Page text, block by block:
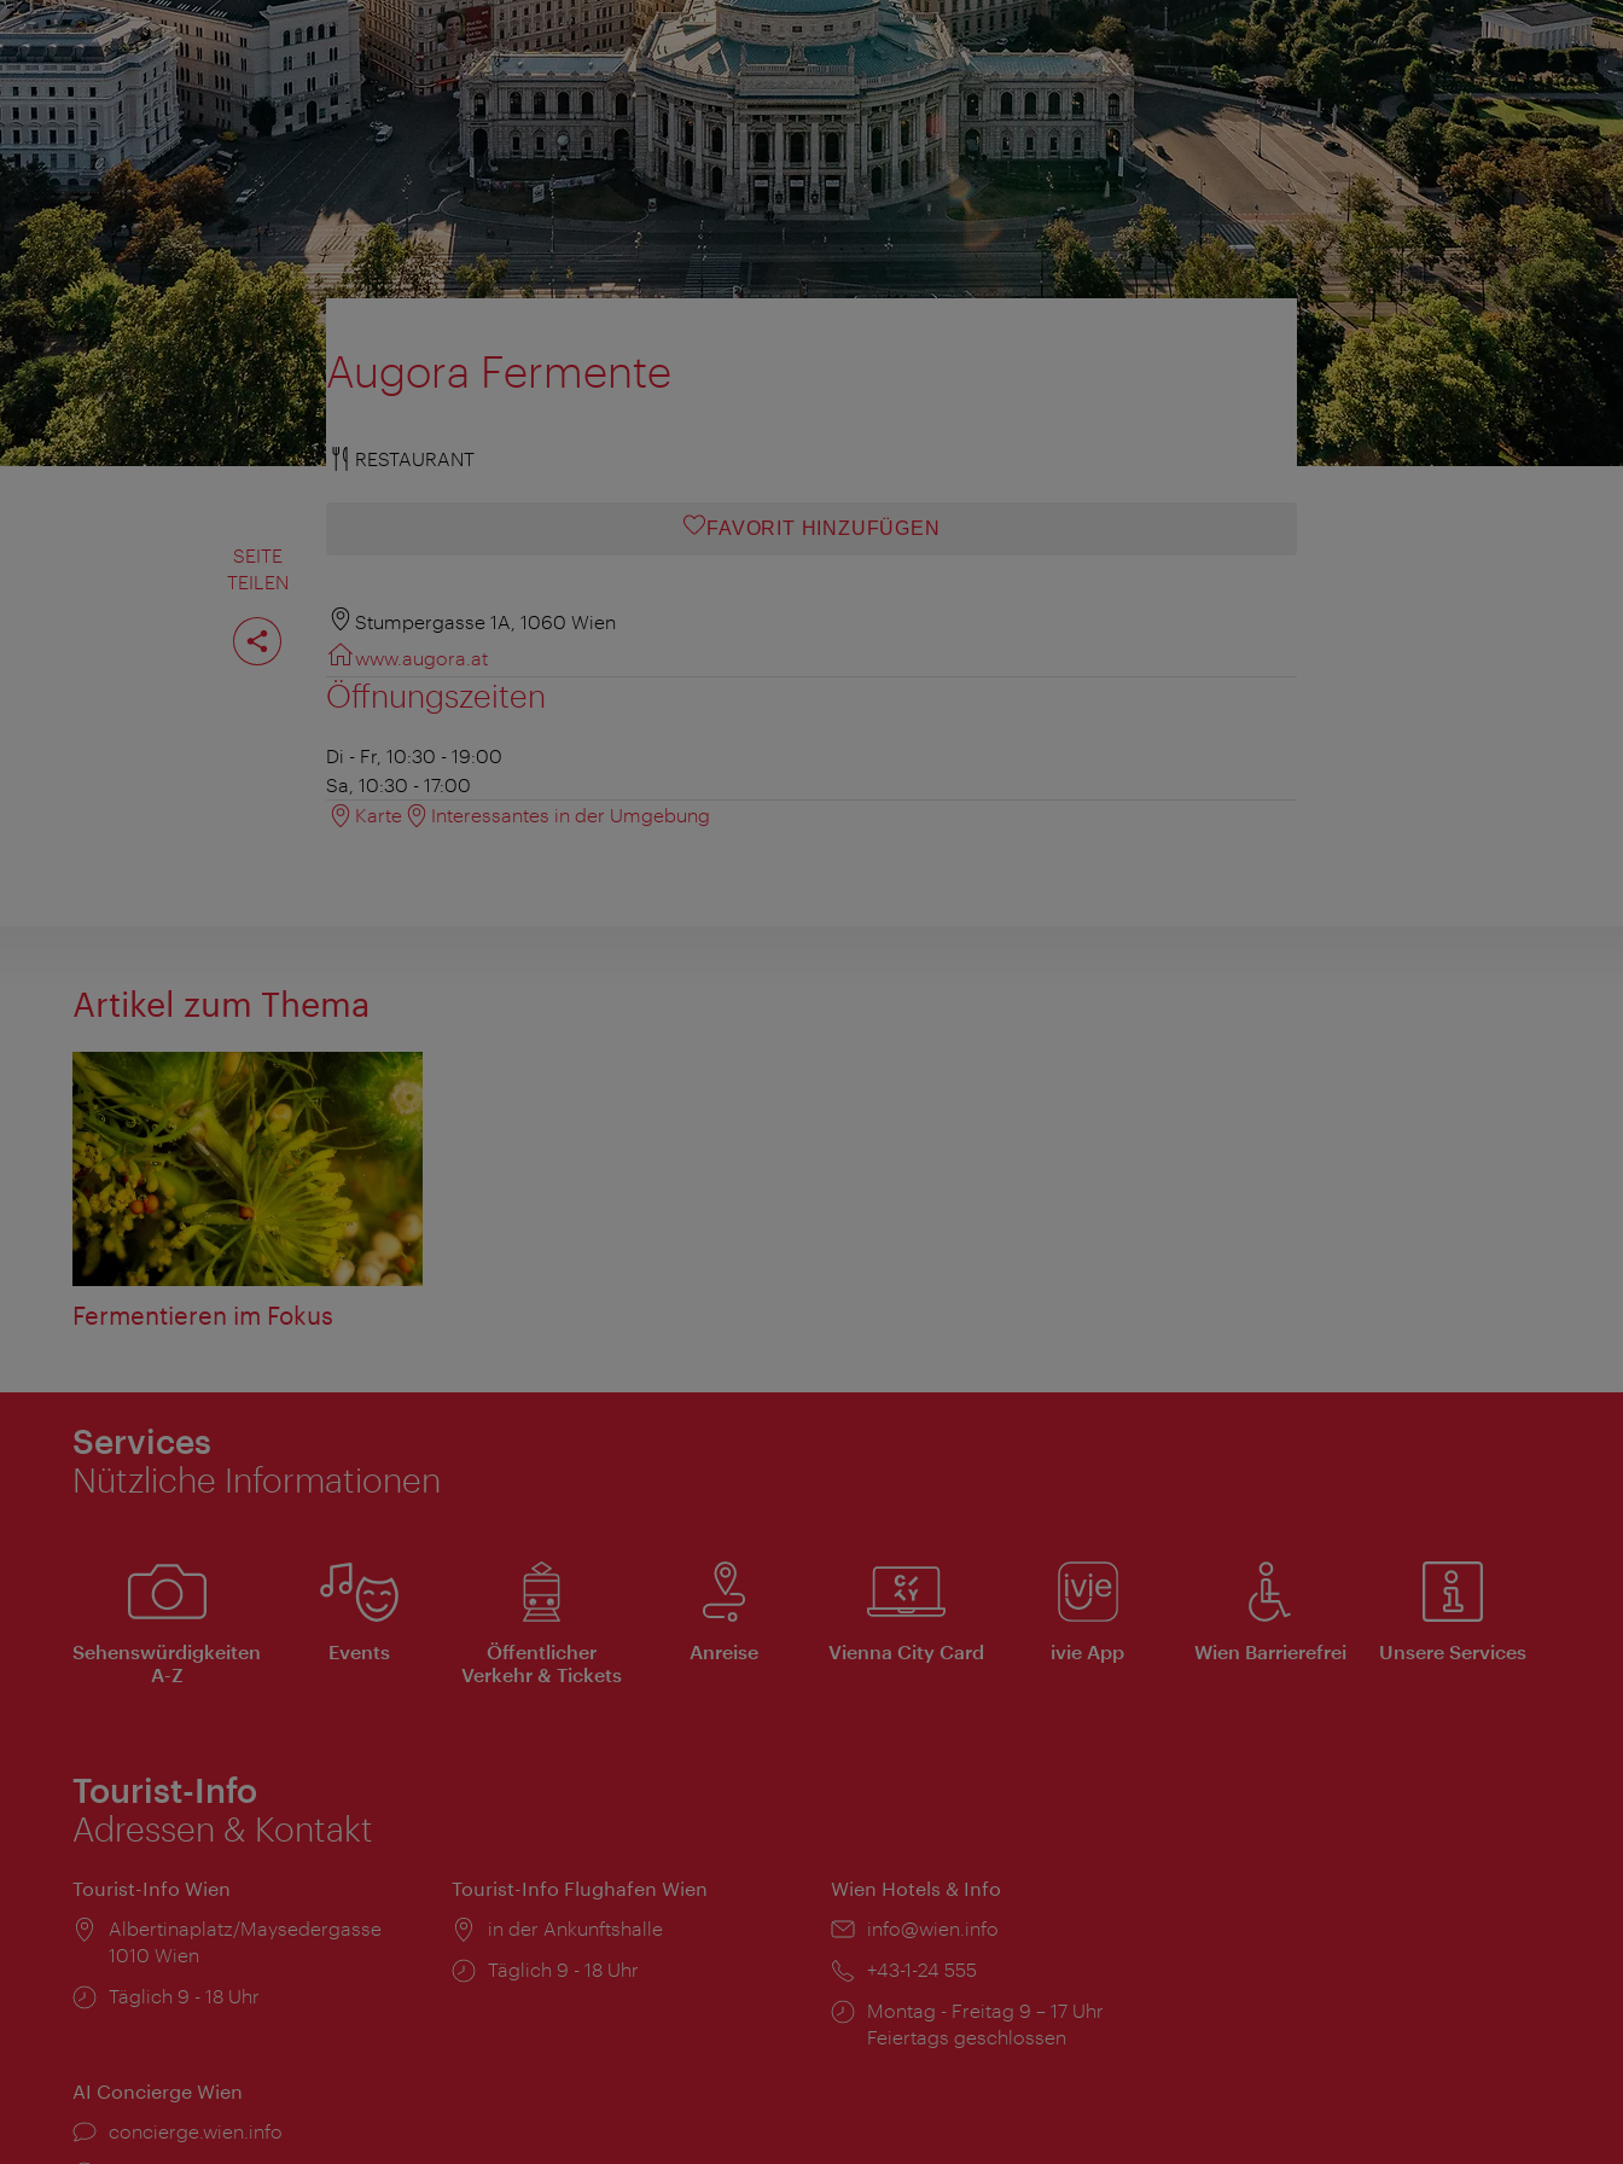
SEITE
TEILEN
Seite
teilen
Augora Fermente
RESTAURANT
FAVORIT HINZUFÜGEN
Stumpergasse 1A, 1060 Wien
www.augora.at
Öffnungszeiten
Di - Fr, 10:30 - 19:00
Sa, 10:30 - 17:00
Karte
Interessantes in der Umgebung
Artikel zum Thema
Fermentieren im Fokus
Services
Nützliche Informationen
Sehenswürdigkeiten
A-Z
Events
Öffentlicher
Verkehr & Tickets
Anreise Vienna City Card ivie App Wien Barrierefrei Unsere Services
Tourist-Info
Adressen & Kontakt
Tourist-Info Wien
Ort:
Albertinaplatz/Maysedergasse
1010 Wien
Öffnungszeiten:
Täglich 9 - 18 Uhr
Tourist-Info Flughafen Wien
Ort:
in der Ankunftshalle
Öffnungszeiten:
Täglich 9 - 18 Uhr
Wien Hotels & Info
Email:
info@wien.info
Telefon:
+43-1-24 555
Öffnungszeiten:
Montag - Freitag 9 – 17 Uhr
Feiertags geschlossen
AI Concierge Wien
Ort:
concierge.wien.info